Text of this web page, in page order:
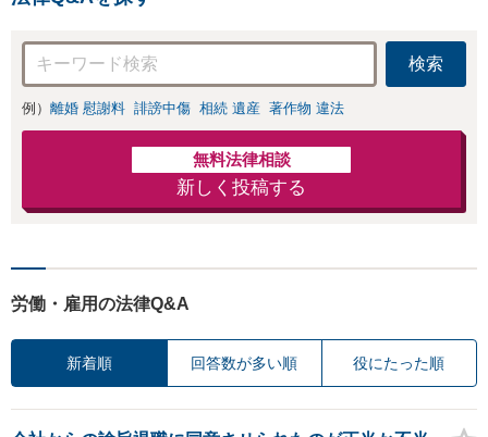
休日対応可】
検索
例） 離婚 慰謝料 誹謗中傷 相続 遺産 著作物 違法
無料法律相談
新しく投稿する
労働・雇用の法律Q&A
新着順 回答数が多い順 役にたった順